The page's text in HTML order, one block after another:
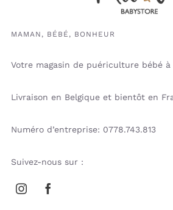
MAMAN, BÉBÉ, BONHEUR
Votre magasin de puériculture bébé à
Livraison en Belgique et bientôt en
Numéro d’entreprise: 0778.743.813
Suivez-nous sur :